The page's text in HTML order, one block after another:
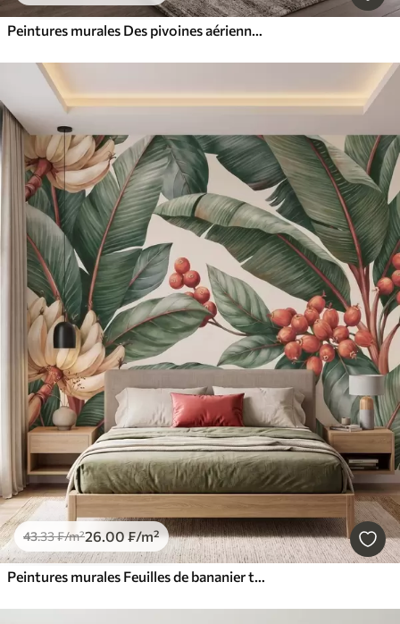
Peintures murales Des pivoines aériennes aux douces nuances de beige poudré
43.33₣/m²26.00₣/m²
Peintures murales Feuilles de bananier tropicales ornées de grappes de baies de café rouges, style aquarelle